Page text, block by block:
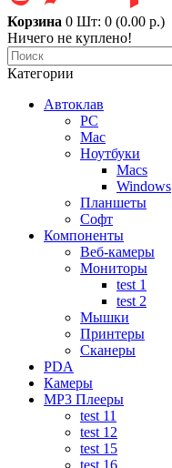
Корзина 0 Шт: 0 (0.00 р.)
Ничего не куплено!
Категории
Автоклав
PC
Mac
Ноутбуки
Macs
Windows
Планшеты
Софт
Компоненты
Веб-камеры
Мониторы
test 1
test 2
Мышки
Принтеры
Сканеры
PDA
Камеры
MP3 Плееры
test 11
test 12
test 15
test 16